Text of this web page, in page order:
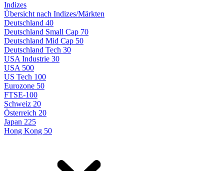
Indizes
Übersicht nach Indizes/Märkten
Deutschland 40
Deutschland Small Cap 70
Deutschland Mid Cap 50
Deutschland Tech 30
USA Industrie 30
USA 500
US Tech 100
Eurozone 50
FTSE-100
Schweiz 20
Österreich 20
Japan 225
Hong Kong 50